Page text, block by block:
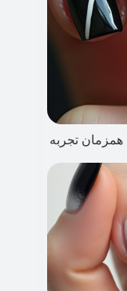
تجربه